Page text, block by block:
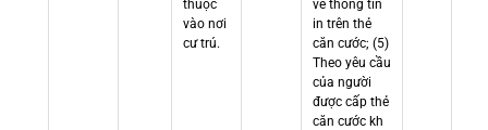
thuộc
vào nơi
cư trú.
về thông tin
in trên thẻ
căn cước; (5)
Theo yêu cầu
của người
được cấp thẻ
căn cước kh